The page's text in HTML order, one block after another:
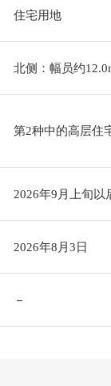
住宅用地
北侧：幅员约
第2种中的高层住
2026年9月上旬以
2026年8月3日
－